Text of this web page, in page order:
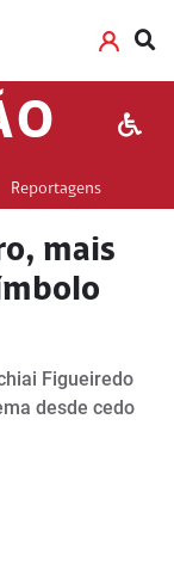
Reportagens
mais
Figueiredo
desde cedo